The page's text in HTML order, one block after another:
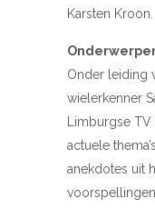
Karsten Kroon.
Onder leiding
wielerkenner
Limburgse
actuele
anekdotes uit